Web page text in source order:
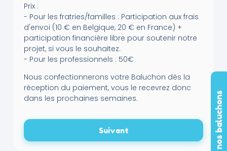
Prix :
- Pour les fratries/familles : Participation aux frais
d'envoi (10 € en Belgique, 20 € en France) +
participation financière libre pour soutenir notre
projet, si vous le souhaitez.
- Pour les professionnels : 50€
Nous confectionnerons votre Baluchon dès la
réception du paiement, vous le recevrez donc
dans les prochaines semaines.
Suivant